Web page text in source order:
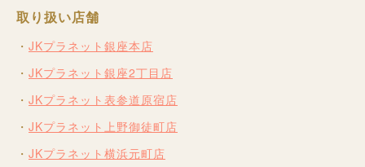
取り扱い店舗
JKプラネット銀座本店
JKプラネット銀座2丁目店
JKプラネット表参道原宿店
JKプラネット上野御徒町店
JKプラネット横浜元町店